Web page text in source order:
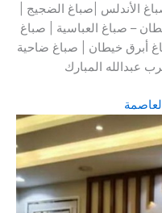
الأندلس |صباغ الضجيج |
– صباغ العباسية | صباغ
أبرق خيطان | صباغ ضاحية